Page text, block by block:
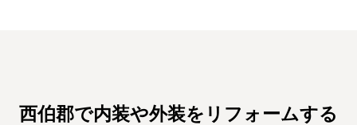
西伯郡で内装や外装をリフォームする